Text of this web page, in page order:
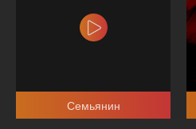
Семьянин